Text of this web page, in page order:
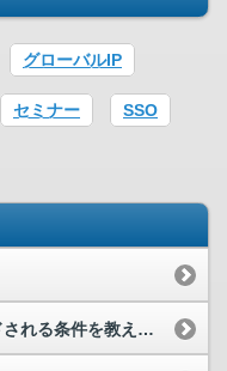
グローバルIP
セミナー SSO
Cato Clientが自動でアップグレードされる条件を教えてください。